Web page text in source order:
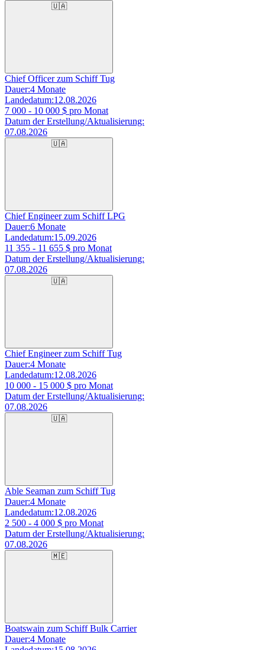
🇺🇦
Chief Officer zum Schiff Tug
Dauer:4 Monate
Landedatum:12.08.2026
7 000 - 10 000 $ pro Monat
Datum der Erstellung/Aktualisierung:
07.08.2026
🇺🇦
Chief Engineer zum Schiff LPG
Dauer:6 Monate
Landedatum:15.09.2026
11 355 - 11 655 $ pro Monat
Datum der Erstellung/Aktualisierung:
07.08.2026
🇺🇦
Chief Engineer zum Schiff Tug
Dauer:4 Monate
Landedatum:12.08.2026
10 000 - 15 000 $ pro Monat
Datum der Erstellung/Aktualisierung:
07.08.2026
🇺🇦
Able Seaman zum Schiff Tug
Dauer:4 Monate
Landedatum:12.08.2026
2 500 - 4 000 $ pro Monat
Datum der Erstellung/Aktualisierung:
07.08.2026
🇲🇪
Boatswain zum Schiff Bulk Carrier
Dauer:4 Monate